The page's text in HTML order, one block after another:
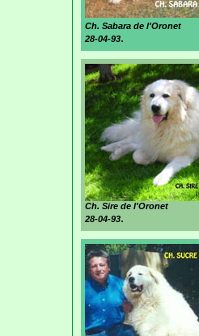
Ch. Sabara de l'Oronet
28-04-93.
Ch. Sire de l'Oronet
28-04-93.